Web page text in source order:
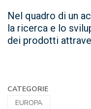
Nel quadro di un
la ricerca e lo
dei prodotti
CATEGORIE
EUROPA